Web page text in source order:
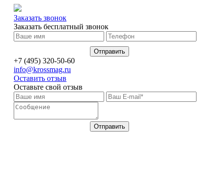
Заказать звонок
Заказать бесплатный звонок
+7 (495) 320-50-60
info@krossmag.ru
Оставить отзыв
Оставьте свой отзыв